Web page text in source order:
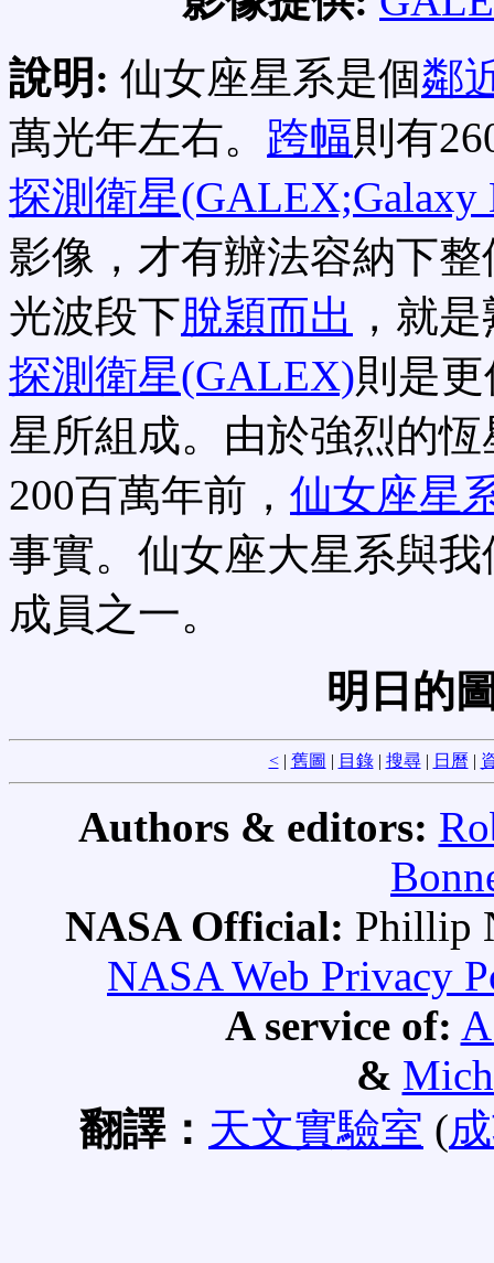
說明: 仙女座星系是個鄰
萬光年左右。 跨幅則有
探測衛星(GALEX;Galaxy
影像，才有辦法容納下
光波段下脫穎而出 ，就
探測衛星(GALEX)則是
星所組成。由於強烈的
200百萬年前， 仙女座星
事實。仙女座大星系與
成員之一。
明日的
<| 舊圖 | 目錄| 搜尋| 日曆 |
Authors & editors:
NASA Official: Phillip
NASA Web Privacy
A service of:
&
翻譯： 天文實驗室 (